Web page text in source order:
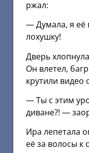
ржал:
— Думала, я её
лохушку!
Дверь
Он влетел,
крутили видео
— Ты с этим
диване?! —
Ира лепетала
её за волосы к